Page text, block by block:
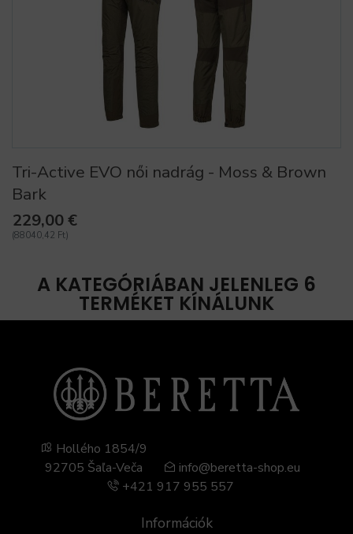
Tri-Active EVO női nadrág - Moss & Brown
Bark
229,00 €
(88040,42 Ft)
A KATEGÓRIÁBAN JELENLEG 6
TERMÉKET KÍNÁLUNK
Információk
Hollého 1854/9
92705 Šaľa-Veča
info@beretta-shop.eu
+421 917 955 557